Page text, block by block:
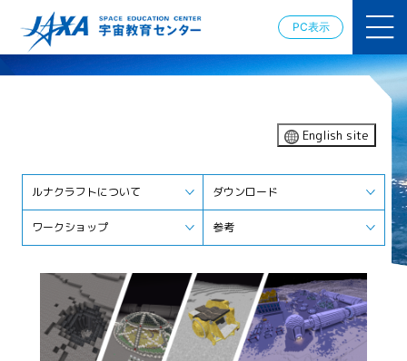
PC表示
ミー
スペースス
践例
体験的学習機
ジア太平洋
地域宇宙機
関会議）宇
宙教育 for
All 分科会
English site
ルナクラフトについて ダウンロード
ワークショップ 参考